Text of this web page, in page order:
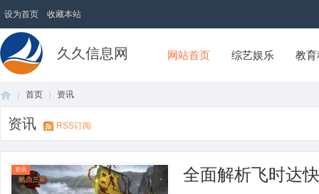
设为首页 收藏本站
久久信息网 网站首页 综艺娱乐 教
首页 资讯
资讯 RSS订阅
资讯 全面解析飞时达